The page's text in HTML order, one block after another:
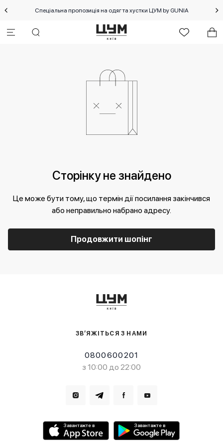
Спеціальна пропозиція на одяг та хустки ЦУМ by GUNIA
Сторінку не знайдено
Це може бути тому, що термін дії посилання закінчився
або неправильно набрано адресу.
Продовжити шопінг
ЗВ’ЯЖІТЬСЯ З НАМИ
0800600201
з 10:00 до 22:00
Завантажте в Завантажте в